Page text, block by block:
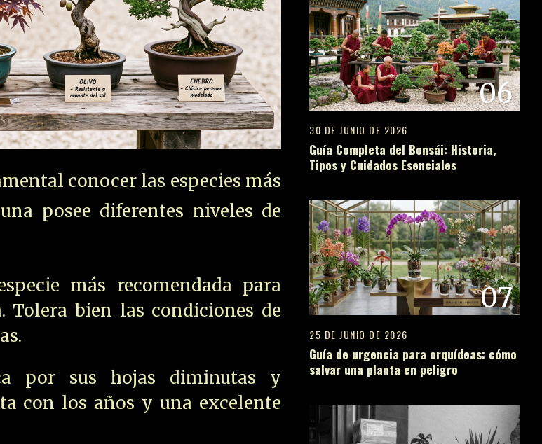
conocer las especies más
posee diferentes niveles de
más recomendada para
Tolera bien las condiciones de
por sus hojas diminutas y
con los años y una excelente
06
30 DE JUNIO DE 2026
Guía Completa del Bonsái: Historia,
Tipos y Cuidados Esenciales
07
25 DE JUNIO DE 2026
Guía de urgencia para orquídeas: cómo
salvar una planta en peligro